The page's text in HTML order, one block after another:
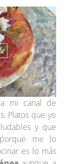
mi canal de
Platos que yo
y que
me lo
es lo más